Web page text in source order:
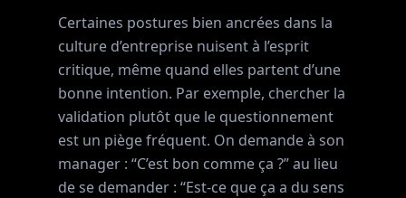
Certaines postures bien ancrées dans la
culture d’entreprise nuisent à l’esprit
critique, même quand elles partent d’une
bonne intention. Par exemple, chercher la
validation plutôt que le questionnement
est un piège fréquent. On demande à son
manager : “C’est bon comme ça ?” au lieu
de se demander : “Est-ce que ça a du sens